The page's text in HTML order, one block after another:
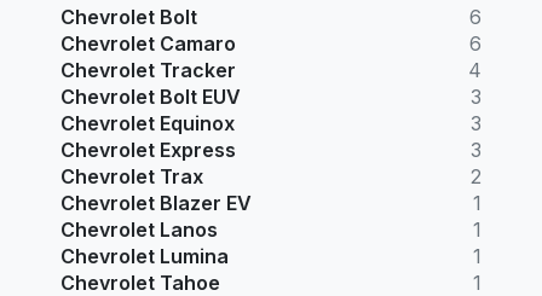
Chevrolet Bolt
6
Chevrolet Camaro
6
Chevrolet Tracker
4
Chevrolet Bolt EUV
3
Chevrolet Equinox
3
Chevrolet Express
3
Chevrolet Trax
2
Chevrolet Blazer EV
1
Chevrolet Lanos
1
Chevrolet Lumina
1
Chevrolet Tahoe
1